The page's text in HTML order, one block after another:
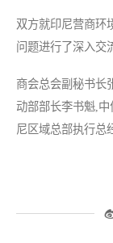
双方就印尼营商环
问题进行了深入交
商会总会副秘书长
动部部长李书魁,
尼区域总部执行总